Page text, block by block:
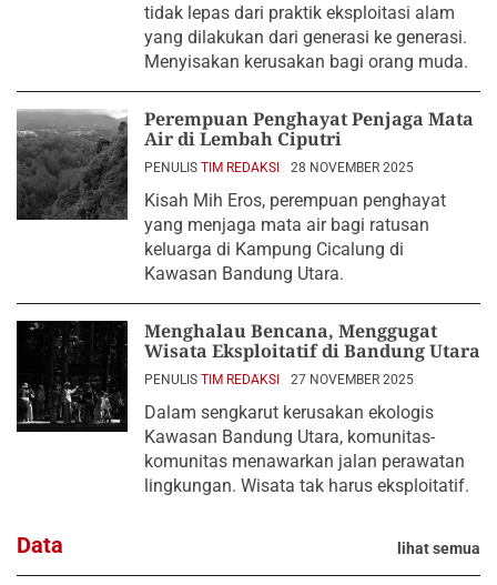
tidak lepas dari praktik eksploitasi alam
yang dilakukan dari generasi ke generasi.
Menyisakan kerusakan bagi orang muda.
Perempuan Penghayat Penjaga Mata
Air di Lembah Ciputri
PENULIS TIM REDAKSI 28 NOVEMBER 2025
Kisah Mih Eros, perempuan penghayat
yang menjaga mata air bagi ratusan
keluarga di Kampung Cicalung di
Kawasan Bandung Utara.
Menghalau Bencana, Menggugat
Wisata Eksploitatif di Bandung Utara
PENULIS TIM REDAKSI 27 NOVEMBER 2025
Dalam sengkarut kerusakan ekologis
Kawasan Bandung Utara, komunitas-
komunitas menawarkan jalan perawatan
lingkungan. Wisata tak harus eksploitatif.
Data lihat semua